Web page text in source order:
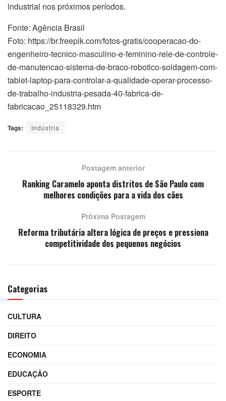
industrial nos próximos períodos.
Fonte: Agência Brasil
Foto: https://br.freepik.com/fotos-gratis/cooperacao-do-
engenheiro-tecnico-masculino-e-feminino-rele-de-controle-
de-manutencao-sistema-de-braco-robotico-soldagem-com-
tablet-laptop-para-controlar-a-qualidade-operar-processo-
de-trabalho-industria-pesada-40-fabrica-de-
fabricacao_25118329.htm
Tags: Indústria
Postagem anterior
Ranking Caramelo aponta distritos de São Paulo com
melhores condições para a vida dos cães
Próxima Postagem
Reforma tributária altera lógica de preços e pressiona
competitividade dos pequenos negócios
Categorias
CULTURA
DIREITO
ECONOMIA
EDUCAÇÃO
ESPORTE